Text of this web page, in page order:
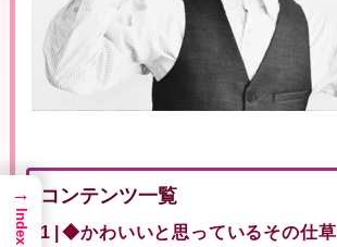
コンテンツ一覧
◆かわいいと思っているその仕
→
Index